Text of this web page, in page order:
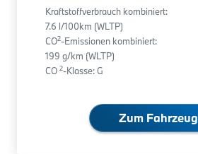
Kraftstoffverbrauch kombiniert:
7.6 l/100km (WLTP)
CO2-Emissionen kombiniert:
199 g/km (WLTP)
CO 2-Klasse: G
Zum Fahrzeug